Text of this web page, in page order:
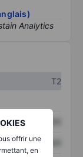
offrir une
en
T2
XXXXXXX
XXXXXXX